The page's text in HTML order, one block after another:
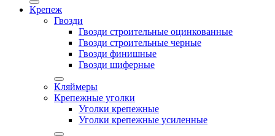
Крепеж
Гвозди
Гвозди строительные оцинкованные
Гвозди строительные черные
Гвозди финишные
Гвозди шиферные
Кляймеры
Крепежные уголки
Уголки крепежные
Уголки крепежные усиленные